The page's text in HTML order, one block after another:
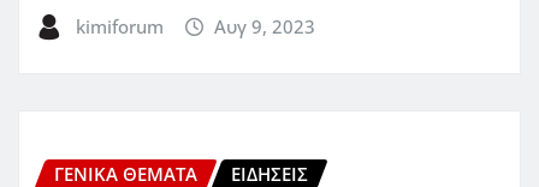
kimiforum Αυγ 9, 2023
ΓΕΝΙΚΑ ΘΕΜΑΤΑ ΕΙΔΗΣΕΙΣ